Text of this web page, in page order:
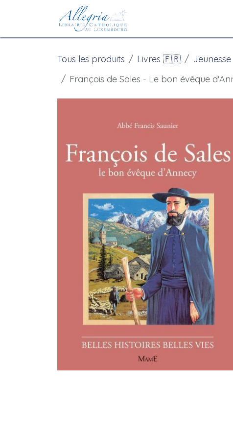
Se rendre au contenu
Tous les produits Livres 🇫🇷 Jeunesse
François de Sales - Le bon évêque